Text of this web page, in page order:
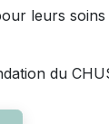
leurs
du